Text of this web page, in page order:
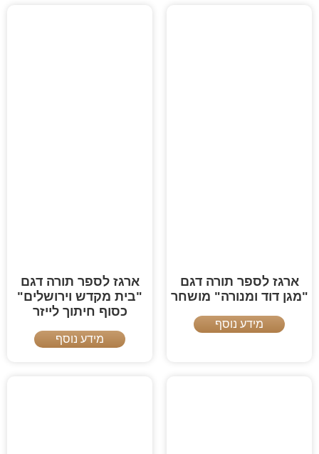
ארגז לספר תורה דגם
"מגן דוד ומנורה" מושחר
מידע נוסף
ארגז לספר תורה דגם
"בית מקדש וירושלים"
כסוף חיתוך לייזר
מידע נוסף